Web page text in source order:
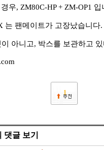
우, ZM80C-HP + ZM-OP1 입
는 팬메이트가 고장났습니다.
아니고, 박스를 보관하고
1
댓글 보기